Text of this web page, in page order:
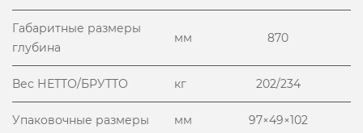
Габаритные размеры
глубина
мм 870
Вес НЕТТО/БРУТТО кг 202/234
Упаковочные размеры мм 97×49×102